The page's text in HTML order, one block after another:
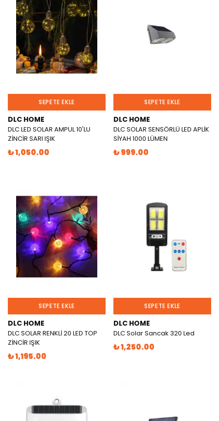
SEPETE EKLE
DLC HOME
DLC LED SOLAR AMPUL 10'LU
ZİNCİR SARI IŞIK
₺ 1,050.00
SEPETE EKLE
DLC HOME
DLC SOLAR SENSÖRLÜ LED APLİK
SİYAH 1000 LÜMEN
₺ 999.00
SEPETE EKLE
DLC HOME
DLC SOLAR RENKLİ 20 LED TOP
ZİNCİR IŞIK
₺ 1,195.00
SEPETE EKLE
DLC HOME
DLC Solar Sancak 320 Led
₺ 1,250.00